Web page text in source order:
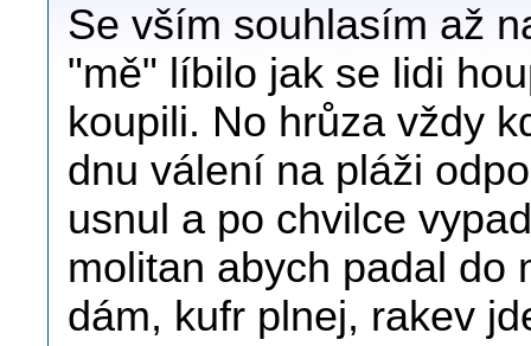
Se vším souhlasím až
"mě" líbilo jak se lidi
koupili. No hrůza vždy
dnu válení na pláži
usnul a po chvilce
molitan abych padal do
dám, kufr plnej, rakev